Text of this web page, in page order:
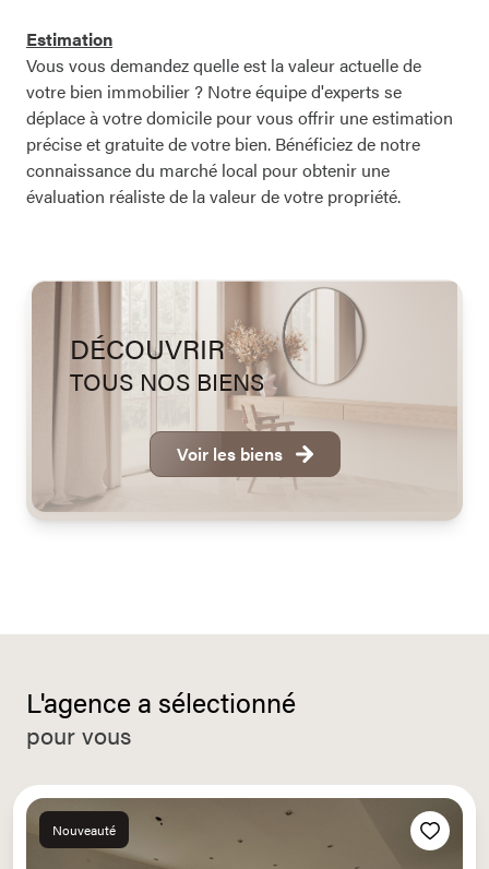
DÉCOUVRIR
TOUS NOS BIENS
Voir les biens
Estimation
Vous vous demandez quelle est la valeur actuelle de
votre bien immobilier ? Notre équipe d'experts se
déplace à votre domicile pour vous offrir une estimation
précise et gratuite de votre bien. Bénéficiez de notre
connaissance du marché local pour obtenir une
évaluation réaliste de la valeur de votre propriété.
L'agence a sélectionné
pour vous
Nouveauté